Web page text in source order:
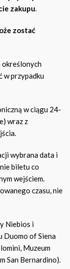
zakupu.
zostać
określonych
w przypadku
w ciągu 24-
wraz z
wybrana data i
biletu co
wejściem.
czasu, nie
Niebios i
Duomo of Siena
Muzeum
San Bernardino).